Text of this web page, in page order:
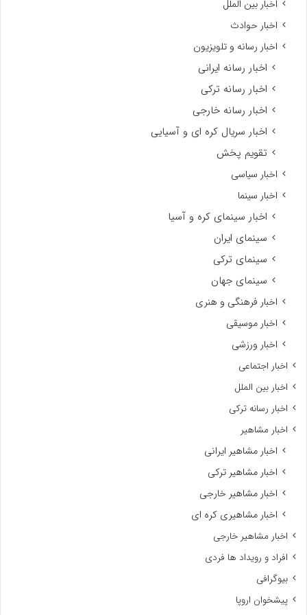
اخبار بین الملل
اخبار حوادث
اخبار رسانه و تلویزیون
اخبار رسانه ایرانی
اخبار رسانه ترکی
اخبار رسانه خارجی
اخبار سریال کره ای و آسیایی
تقویم پخش
اخبار سیاسی
اخبار سینما
اخبار سینمای کره و آسیا
سینمای ایران
سینمای ترکی
سینمای جهان
اخبار فرهنگی و هنری
اخبار موسیقی
اخبار ورزشی
اخبار اجتماعی
اخبار بین الملل
اخبار رسانه ترکی
اخبار مشاهیر
اخبار مشاهیر ایرانی
اخبار مشاهیر ترکی
اخبار مشاهیر خارجی
اخبار مشاهیری کره ای
اخبار مشاهیر خارجی
افراد و رویداد ها فردی
بیوگرافی
پیشخوان اروپا